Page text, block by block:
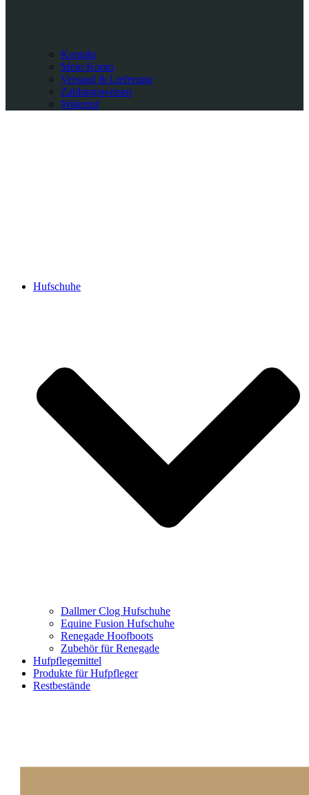
Kontakt
Mein Konto
Versand & Lieferung
Zahlungsweisen
Widerruf
Hufschuhe
Dallmer Clog Hufschuhe
Equine Fusion Hufschuhe
Renegade Hoofboots
Zubehör für Renegade
Hufpflegemittel
Produkte für Hufpfleger
Restbestände